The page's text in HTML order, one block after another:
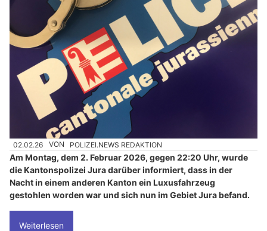
02.02.26 VON POLIZEI.NEWS REDAKTION
Am Montag, dem 2. Februar 2026, gegen 22:20 Uhr, wurde
die Kantonspolizei Jura darüber informiert, dass in der
Nacht in einem anderen Kanton ein Luxusfahrzeug
gestohlen worden war und sich nun im Gebiet Jura befand.
Weiterlesen